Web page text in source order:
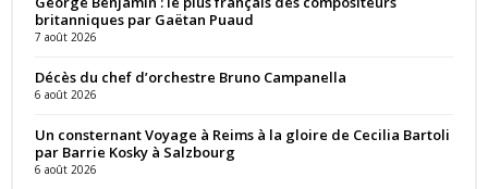
britanniques par Gaëtan Puaud
7 août 2026
Décès du chef d’orchestre Bruno Campanella
6 août 2026
Un consternant Voyage à Reims à la gloire de Cecilia Bartoli
par Barrie Kosky à Salzbourg
6 août 2026